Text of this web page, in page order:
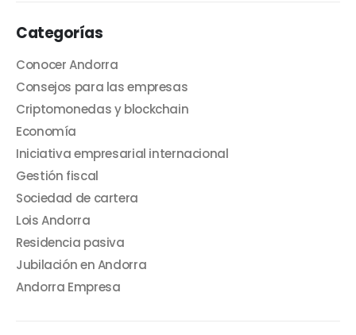
Categorías
Conocer Andorra
Consejos para las empresas
Criptomonedas y blockchain
Economía
Iniciativa empresarial internacional
Gestión fiscal
Sociedad de cartera
Lois Andorra
Residencia pasiva
Jubilación en Andorra
Andorra Empresa